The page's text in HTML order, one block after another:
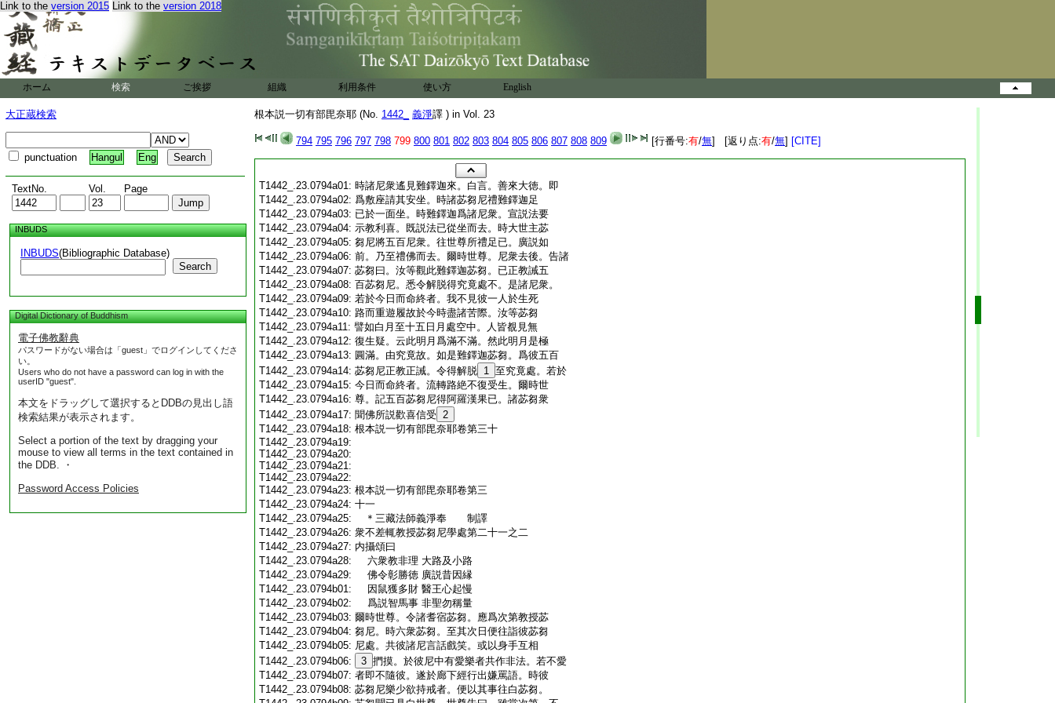
Link to the version 2015 Link to the version 2018
ホーム 検索 ご挨拶 組織 利用条件 使い方 English
大正蔵検索
punctuation Hangul Eng
TextNo. Vol. Page
INBUDS
INBUDS(Bibliographic Database)
Search
Digital Dictionary of Buddhism
電子佛教辭典
パスワードがない場合は「guest」でログインしてくださ
い。
Users who do not have a password can log in with the
userID "guest".
本文をドラッグして選択するとDDBの見出し語
検索結果が表示されます。
Select a portion of the text by dragging your
mouse to view all terms in the text contained in
the DDB. ・
Password Access Policies
根本説一切有部毘奈耶 (No. 1442_ 義淨譯 ) in Vol. 23
794 795 796 797 798 799 800 801 802 803 804 805 806 807 808 809 [行番号:有/無] [返り点:有/無] [CITE]
T1442_.23.0794a01: 時諸尼衆遙見難鐸迦來。白言。善來大徳。即
T1442_.23.0794a02: 爲敷座請其安坐。時諸苾芻尼禮難鐸迦足
T1442_.23.0794a03: 已於一面坐。時難鐸迦爲諸尼衆。宣説法要
T1442_.23.0794a04: 示教利喜。既説法已從坐而去。時大世主苾
T1442_.23.0794a05: 芻尼將五百尼衆。往世尊所禮足已。廣説如
T1442_.23.0794a06: 前。乃至禮佛而去。爾時世尊。尼衆去後。告諸
T1442_.23.0794a07: 苾芻曰。汝等觀此難鐸迦苾芻。已正教誡五
T1442_.23.0794a08: 百苾芻尼。悉令解脱得究竟處不。是諸尼衆。
T1442_.23.0794a09: 若於今日而命終者。我不見彼一人於生死
T1442_.23.0794a10: 路而重遊履故於今時盡諸苦際。汝等苾芻
T1442_.23.0794a11: 譬如白月至十五日月處空中。人皆覩見無
T1442_.23.0794a12: 復生疑。云此明月爲滿不滿。然此明月是極
T1442_.23.0794a13: 圓滿。由究竟故。如是難鐸迦苾芻。爲彼五百
T1442_.23.0794a14: 苾芻尼正教正誡。令得解脱 1 至究竟處。若於
T1442_.23.0794a15: 今日而命終者。流轉路絶不復受生。爾時世
T1442_.23.0794a16: 尊。記五百苾芻尼得阿羅漢果已。諸苾芻衆
T1442_.23.0794a17: 聞佛所説歡喜信受 2
T1442_.23.0794a18: 根本説一切有部毘奈耶卷第三十
T1442_.23.0794a19:
T1442_.23.0794a20:
T1442_.23.0794a21:
T1442_.23.0794a22:
T1442_.23.0794a23: 根本説一切有部毘奈耶卷第三
T1442_.23.0794a24: 十一
T1442_.23.0794a25:
＊三藏法師義淨奉 制譯
T1442_.23.0794a26: 衆不差輒教授苾芻尼學處第二十一之二
T1442_.23.0794a27: 内攝頌曰
T1442_.23.0794a28:
六衆教非理 大路及小路
T1442_.23.0794a29:
佛令彰勝徳 廣説昔因縁
T1442_.23.0794b01:
因鼠獲多財 醫王心起慢
T1442_.23.0794b02:
爲説智馬事 非聖勿稱量
T1442_.23.0794b03: 爾時世尊。令諸耆宿苾芻。應爲次第教授苾
T1442_.23.0794b04: 芻尼。時六衆苾芻。至其次日便往詣彼苾芻
T1442_.23.0794b05: 尼處。共彼諸尼言話戲笑。或以身手互相
T1442_.23.0794b06:
3 捫摸。於彼尼中有愛樂者共作非法。若不愛
T1442_.23.0794b07: 者即不隨彼。遂於廊下經行出嫌罵語。時彼
T1442_.23.0794b08: 苾芻尼樂少欲持戒者。便以其事往白苾芻。